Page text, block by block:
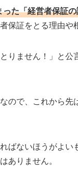
た「経営者保証
保証をとる理由や
りません！」と
ので、これから
ばないほうがよ
ありません。